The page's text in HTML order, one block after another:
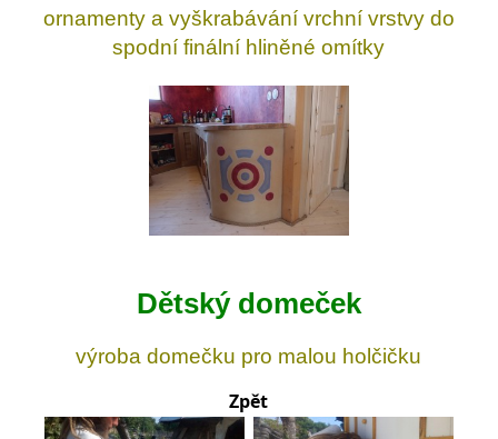
ornamenty a vyškrabávání vrchní vrstvy do
spodní finální hliněné omítky
Dětský domeček
výroba domečku pro malou holčičku
Zpět